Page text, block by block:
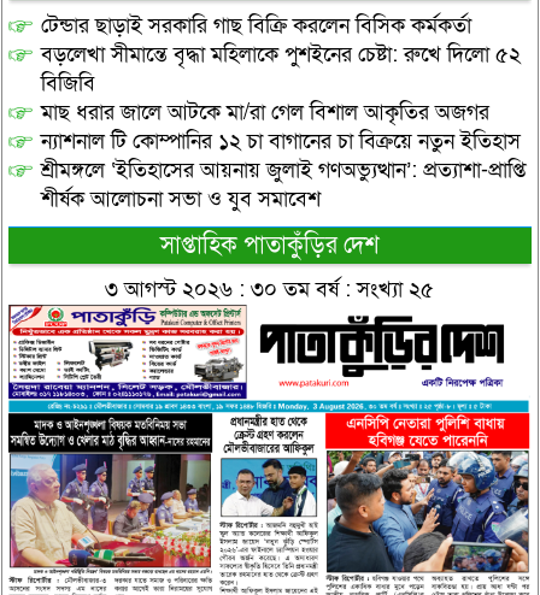
টেন্ডার ছাড়াই সরকারি গাছ বিক্রি করলেন বিসিক কর্মকর্তা
বড়লেখা সীমান্তে বৃদ্ধা মহিলাকে পুশইনের চেষ্টা: রুখে দিলো ৫২
বিজিবি
মাছ ধরার জালে আটকে মা/রা গেল বিশাল আকৃতির অজগর
ন্যাশনাল টি কোম্পানির ১২ চা বাগানের চা বিক্রয়ে নতুন ইতিহাস
শ্রীমঙ্গলে ‘ইতিহাসের আয়নায় জুলাই গণঅভ্যুত্থান’: প্রত্যাশা-প্রাপ্তি
শীর্ষক আলোচনা সভা ও যুব সমাবেশ
সাপ্তাহিক পাতাকুঁড়ির দেশ
৩ আগস্ট ২০২৬ : ৩০ তম বর্ষ : সংখ্যা ২৫